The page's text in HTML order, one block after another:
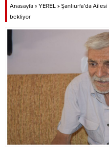
Anasayfa » YEREL » Şanlıurfa’da
bekliyor